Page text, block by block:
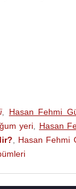
, Hasan Fehmi
yeri Hasan
Hasan Fehmi